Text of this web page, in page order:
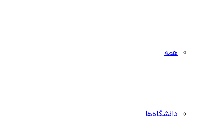
همه
دانشگاه‌ها